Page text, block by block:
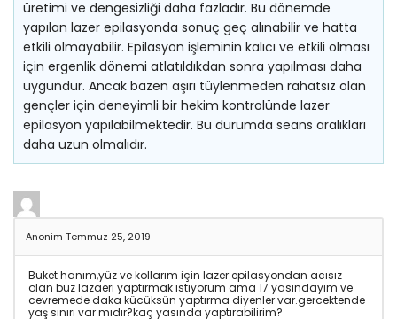
üretimi ve dengesizliği daha fazladır. Bu dönemde
yapılan lazer epilasyonda sonuç geç alınabilir ve hatta
etkili olmayabilir. Epilasyon işleminin kalıcı ve etkili olması
için ergenlik dönemi atlatıldıkdan sonra yapılması daha
uygundur. Ancak bazen aşırı tüylenmeden rahatsız olan
gençler için deneyimli bir hekim kontrolünde lazer
epilasyon yapılabilmektedir. Bu durumda seans aralıkları
daha uzun olmalıdır.
Anonim Temmuz 25, 2019
Buket hanım,yüz ve kollarım için lazer epilasyondan acısız
olan buz lazaeri yaptırmak istiyorum ama 17 yasındayım ve
cevremede daka kücüksün yaptırma diyenler var.gercektende
yaş sınırı var mıdır?kaç yasında yaptırabilirim?